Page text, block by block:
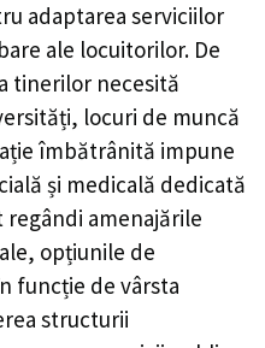
adaptarea serviciilor
ale locuitorilor. De
tinerilor necesită
locuri de muncă
îmbătrânită impune
și medicală dedicată
amenajările
opțiunile de
funcție de vârsta
structurii